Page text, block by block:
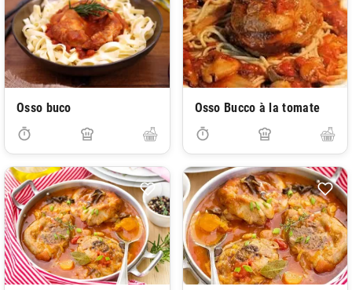
Osso buco Osso Bucco à la tomate